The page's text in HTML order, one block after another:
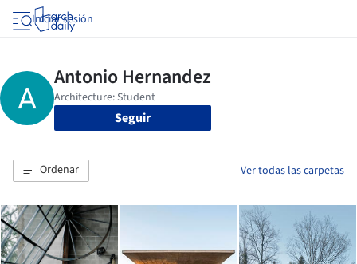
Iniciar sesión
Seguir
Ordenar Ver todas las carpetas